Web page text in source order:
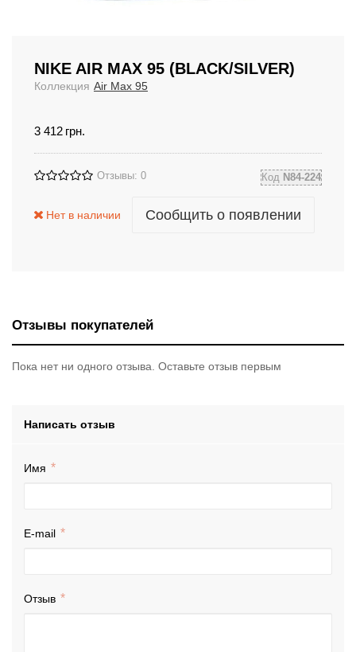
NIKE AIR MAX 95 (BLACK/SILVER)
Коллекция Air Max 95
3 412 грн.
Отзывы: 0 Код N84-224
Нет в наличии Сообщить о появлении
Отзывы покупателей
Пока нет ни одного отзыва. Оставьте отзыв первым
Написать отзыв
Имя
E-mail
Отзыв